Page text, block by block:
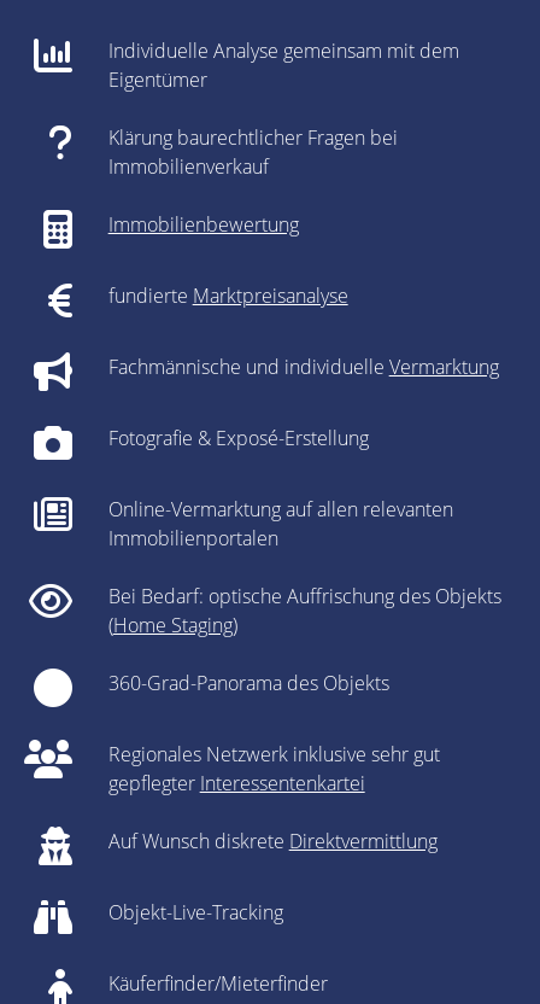
Individuelle Analyse gemeinsam mit dem
Eigentümer
Klärung baurechtlicher Fragen bei
Immobilienverkauf
Immobilienbewertung
fundierte Marktpreisanalyse
Fachmännische und individuelle Vermarktung
Fotografie & Exposé-Erstellung
Online-Vermarktung auf allen relevanten
Immobilienportalen
Bei Bedarf: optische Auffrischung des Objekts
(Home Staging)
360-Grad-Panorama des Objekts
Regionales Netzwerk inklusive sehr gut
gepflegter Interessentenkartei
Auf Wunsch diskrete Direktvermittlung
Objekt-Live-Tracking
Käuferfinder/Mieterfinder